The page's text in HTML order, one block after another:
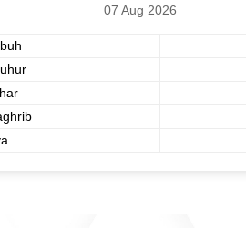
07 Aug 2026